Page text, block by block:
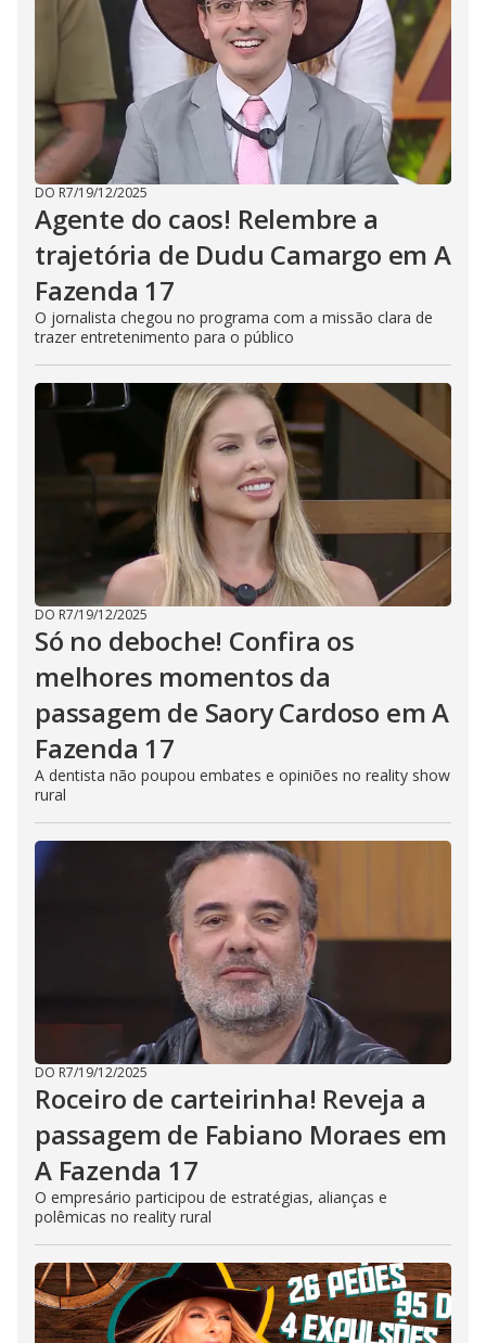
DO R7/19/12/2025
Agente do caos! Relembre a
trajetória de Dudu Camargo em A
Fazenda 17
O jornalista chegou no programa com a missão clara de
trazer entretenimento para o público
DO R7/19/12/2025
Só no deboche! Confira os
melhores momentos da
passagem de Saory Cardoso em A
Fazenda 17
A dentista não poupou embates e opiniões no reality show
rural
DO R7/19/12/2025
Roceiro de carteirinha! Reveja a
passagem de Fabiano Moraes em
A Fazenda 17
O empresário participou de estratégias, alianças e
polêmicas no reality rural